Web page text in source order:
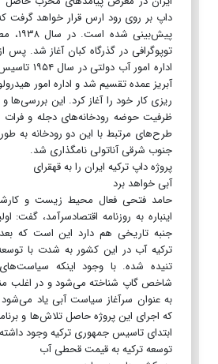
توپوگرافی در گذرگاه کبان آغاز شد. پس
ریزی کار خود را آغاز کرد. این بررسی‌ها و
طرح‌‌های مرتبط با این دو رودخانه به­
جنوب شرقی آناتولی نام­گذاری شد.
پروژه داپ ترکیه ایران را به قهقرای
آبی خواهد برد
حامد فتحی فعال محیط ‌‌‌زیست و
اینباره به روزنامه اقتصادسرآمد، گفت:
جنبه تاریخی هم دارد این است که
ترکیه ‌آب در این کشور به شدت با
تنیده شده. با وجود اینکه
شاخص گاپ شناخته می‌شود و در اغلب
به عنوان سرآغاز سیاست آبی یاد
که اجرای این پروژه حاصل تلاش‌ها و
ابتدای تاسیس جمهوری ترکیه وجود
توسعه ترکیه به قیمت قحطی آب